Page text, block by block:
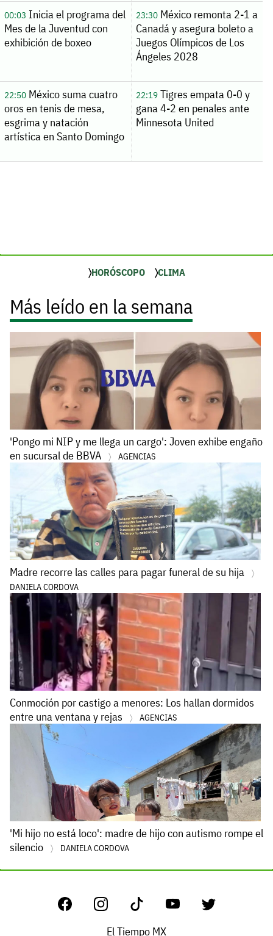
00:03 Inicia el programa del
Mes de la Juventud con
exhibición de boxeo
23:30México remonta 2-1 a
Canadá y asegura boleto a
Juegos Olímpicos de Los
Ángeles 2028
22:50México suma cuatro
oros en tenis de mesa,
esgrima y natación
artística en Santo Domingo
22:19Tigres empata 0-0 y
gana 4-2 en penales ante
Minnesota United
HORÓSCOPO CLIMA
Más leído en la semana
'Pongo mi NIP y me llega un cargo': Joven exhibe engaño
en sucursal de BBVA
AGENCIAS
Madre recorre las calles para pagar funeral de su hija
DANIELA CORDOVA
Conmoción por castigo a menores: Los hallan dormidos
entre una ventana y rejas
AGENCIAS
'Mi hijo no está loco': madre de hijo con autismo rompe el
silencio
DANIELA CORDOVA
El Tiempo MX